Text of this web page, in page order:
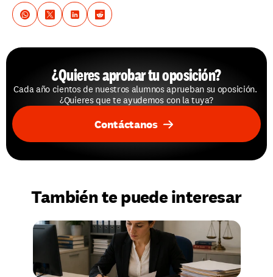
¿Quieres aprobar tu oposición?
Cada año cientos de nuestros alumnos aprueban su oposición.
¿Quieres que te ayudemos con la tuya?
Contáctanos
También te puede interesar